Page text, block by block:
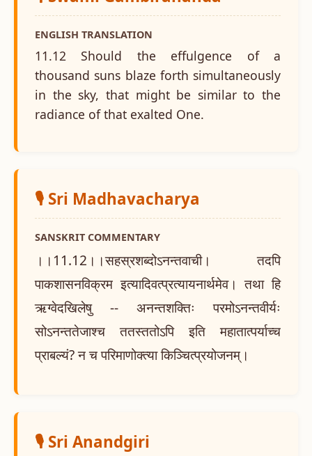
ENGLISH TRANSLATION
11.12 Should the effulgence of a
thousand suns blaze forth simultaneously
in the sky, that might be similar to the
radiance of that exalted One.
🎙️ Sri Madhavacharya
SANSKRIT COMMENTARY
।।11.12।।सहस्रशब्दोऽनन्तवाची। तदपि
पाकशासनविक्रम इत्यादिवत्प्रत्यायनार्थमेव। तथा हि
ऋग्वेदखिलेषु -- अनन्तशक्तिः परमोऽनन्तवीर्यः
सोऽनन्ततेजाश्च ततस्ततोऽपि इति महातात्पर्याच्च
प्राबल्यं? न च परिमाणोक्त्या किञ्चित्प्रयोजनम्।
🎙️ Sri Anandgiri